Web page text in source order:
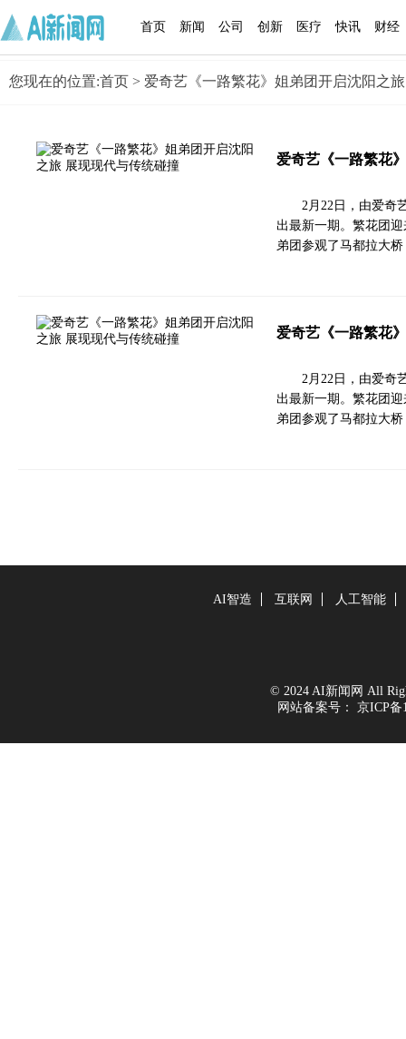
首页 新闻 公司 创新 医疗 快讯 财经
您现在的位置:首页 > 爱奇艺《一路繁花》姐弟团开启沈阳之
爱奇艺《一路繁花
2月22日，由爱奇
出最新一期。繁花团
弟团参观了马都拉大
爱奇艺《一路繁花
2月22日，由爱奇
出最新一期。繁花团
弟团参观了马都拉大
AI智造 互联网 人工智能
© 2024 AI新闻网 All
网站备案号：
京ICP备